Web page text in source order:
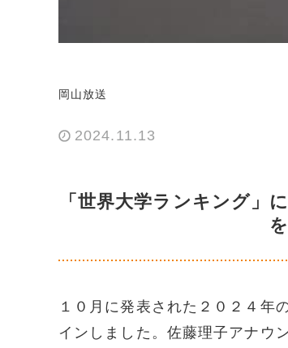
岡山放送
2024.11.13
「世界大学ランキング」
１０月に発表された２０２４年
インしました。佐藤理子アナウ